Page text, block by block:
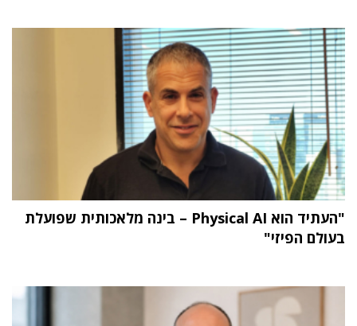
"העתיד הוא Physical AI – בינה מלאכותית שפועלת
בעולם הפיזי"